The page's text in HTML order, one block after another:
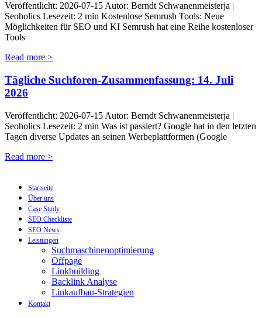
Veröffentlicht: 2026-07-15 Autor: Berndt Schwanenmeisterja |
Seoholics Lesezeit: 2 min Kostenlose Semrush Tools: Neue
Möglichkeiten für SEO und KI Semrush hat eine Reihe kostenloser
Tools
Read more >
Tägliche Suchforen-Zusammenfassung: 14. Juli
2026
Veröffentlicht: 2026-07-15 Autor: Berndt Schwanenmeisterja |
Seoholics Lesezeit: 2 min Was ist passiert? Google hat in den letzten
Tagen diverse Updates an seinen Werbeplattformen (Google
Read more >
Startseite
Über uns
Case Study
SEO Checkliste
SEO News
Leistungen
Suchmaschinenoptimierung
Offpage
Linkbuilding
Backlink Analyse
Linkaufbau-Strategien
Kontakt